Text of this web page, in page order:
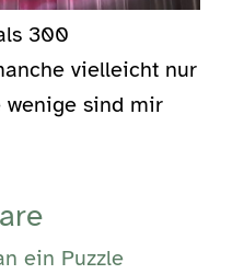
300
vielleicht nur
wenige sind mir
ein Puzzle